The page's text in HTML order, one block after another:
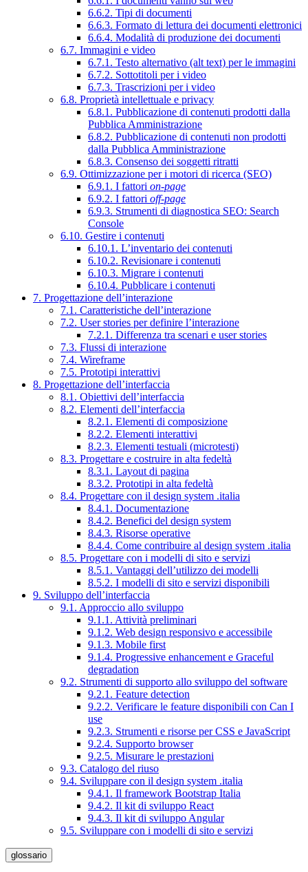
6.6.2. Tipi di documenti
6.6.3. Formato di lettura dei documenti elettronici
6.6.4. Modalità di produzione dei documenti
6.7. Immagini e video
6.7.1. Testo alternativo (alt text) per le immagini
6.7.2. Sottotitoli per i video
6.7.3. Trascrizioni per i video
6.8. Proprietà intellettuale e privacy
6.8.1. Pubblicazione di contenuti prodotti dalla
Pubblica Amministrazione
6.8.2. Pubblicazione di contenuti non prodotti
dalla Pubblica Amministrazione
6.8.3. Consenso dei soggetti ritratti
6.9. Ottimizzazione per i motori di ricerca (SEO)
6.9.1. I fattori on-page
6.9.2. I fattori off-page
6.9.3. Strumenti di diagnostica SEO: Search
Console
6.10. Gestire i contenuti
6.10.1. L’inventario dei contenuti
6.10.2. Revisionare i contenuti
6.10.3. Migrare i contenuti
6.10.4. Pubblicare i contenuti
7. Progettazione dell’interazione
7.1. Caratteristiche dell’interazione
7.2. User stories per definire l’interazione
7.2.1. Differenza tra scenari e user stories
7.3. Flussi di interazione
7.4. Wireframe
7.5. Prototipi interattivi
8. Progettazione dell’interfaccia
8.1. Obiettivi dell’interfaccia
8.2. Elementi dell’interfaccia
8.2.1. Elementi di composizione
8.2.2. Elementi interattivi
8.2.3. Elementi testuali (microtesti)
8.3. Progettare e costruire in alta fedeltà
8.3.1. Layout di pagina
8.3.2. Prototipi in alta fedeltà
8.4. Progettare con il design system .italia
8.4.1. Documentazione
8.4.2. Benefici del design system
8.4.3. Risorse operative
8.4.4. Come contribuire al design system .italia
8.5. Progettare con i modelli di sito e servizi
8.5.1. Vantaggi dell’utilizzo dei modelli
8.5.2. I modelli di sito e servizi disponibili
9. Sviluppo dell’interfaccia
9.1. Approccio allo sviluppo
9.1.1. Attività preliminari
9.1.2. Web design responsivo e accessibile
9.1.3. Mobile first
9.1.4. Progressive enhancement e Graceful
degradation
9.2. Strumenti di supporto allo sviluppo del software
9.2.1. Feature detection
9.2.2. Verificare le feature disponibili con Can I
use
9.2.3. Strumenti e risorse per CSS e JavaScript
9.2.4. Supporto browser
9.2.5. Misurare le prestazioni
9.3. Catalogo del riuso
9.4. Sviluppare con il design system .italia
9.4.1. Il framework Bootstrap Italia
9.4.2. Il kit di sviluppo React
9.4.3. Il kit di sviluppo Angular
9.5. Sviluppare con i modelli di sito e servizi
glossario